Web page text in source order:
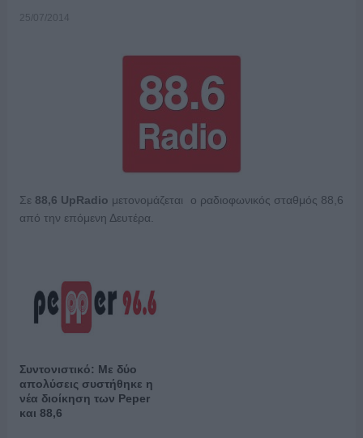
25/07/2014
Σε 88,6 UpRadio μετονομάζεται ο ραδιοφωνικός σταθμός 88,6
από την επόμενη Δευτέρα.
Συντονιστικό: Με δύο
απολύσεις συστήθηκε η
νέα διοίκηση των Peper
και 88,6